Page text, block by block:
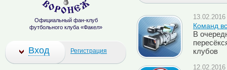
Команд
В
клубов
Официальный фан-клуб
футбольного клуба «Факел»
Вход Регистрация